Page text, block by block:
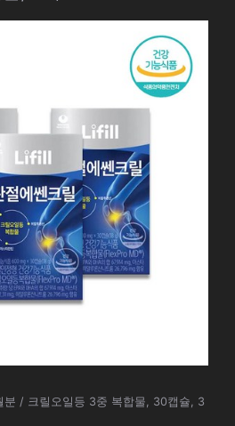
분 / 크릴오일등 3중 복합물, 30캡슐, 3